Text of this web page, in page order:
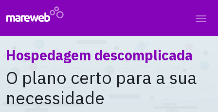
Hospedagem descomplicada
O plano certo para a sua
necessidade